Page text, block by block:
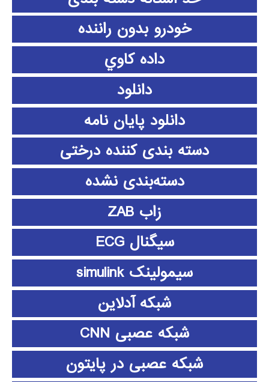
خودرو بدون راننده
داده كاوي
دانلود
دانلود پايان نامه
دسته بندی کننده درختی
دسته‌بندی نشده
زاب ZAB
سیگنال ECG
سیمولینک simulink
شبکه آدلاین
شبکه عصبی CNN
شبکه عصبی در پایتون